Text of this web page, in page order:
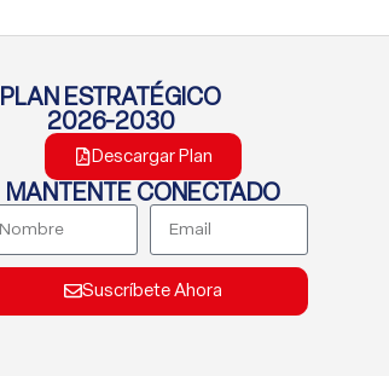
PLAN ESTRATÉGICO
2026-2030
Descargar Plan
MANTENTE CONECTADO
Suscríbete Ahora